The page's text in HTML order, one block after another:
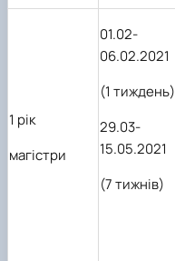
1 рік
магістри
01.02-
06.02.2021
(1 тиждень)
29.03-
15.05.2021
(7 тижнів)